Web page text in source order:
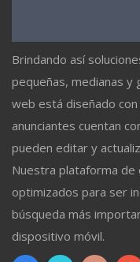
Brindando así
pequeñas, medianas
web está diseñado
anunciantes cuentan
pueden editar y
Nuestra plataforma de
optimizados para ser
búsqueda más
dispositivo móvil.